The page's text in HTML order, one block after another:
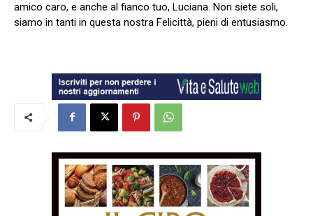
amico caro, e anche al fianco tuo, Luciana. Non siete soli,
siamo in tanti in questa nostra Felicittà, pieni di entusiasmo.